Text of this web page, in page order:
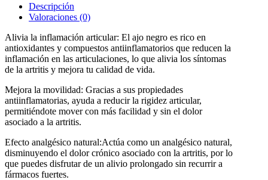
Descripción
Valoraciones (0)
Alivia la inflamación articular: El ajo negro es rico en
antioxidantes y compuestos antiinflamatorios que reducen la
inflamación en las articulaciones, lo que alivia los síntomas
de la artritis y mejora tu calidad de vida.
Mejora la movilidad: Gracias a sus propiedades
antiinflamatorias, ayuda a reducir la rigidez articular,
permitiéndote mover con más facilidad y sin el dolor
asociado a la artritis.
Efecto analgésico natural:Actúa como un analgésico natural,
disminuyendo el dolor crónico asociado con la artritis, por lo
que puedes disfrutar de un alivio prolongado sin recurrir a
fármacos fuertes.